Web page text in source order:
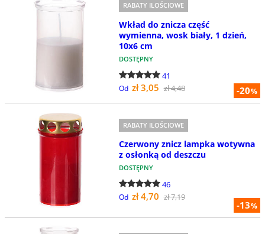
-20%
RABATY ILOŚCIOWE
Wkład do znicza część
wymienna, wosk biały, 1 dzień,
10x6 cm
DOSTĘPNY
41
Od zł 3,05 zł 4,48
-13%
RABATY ILOŚCIOWE
Czerwony znicz lampka wotywna
z osłonką od deszczu
DOSTĘPNY
46
Od zł 4,70 zł 7,19